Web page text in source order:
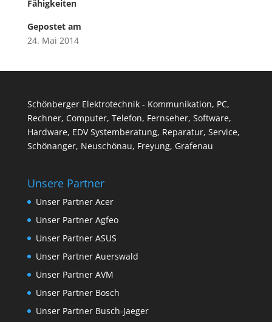
Fähigkeiten
Gepostet am
24. Mai 2014
Schönberger Elektrotechnik - Kommunikation, PC,
Rechner, Computer, Telefon, Fernseher, Software,
Hardware, EDV Systemberatung, Reparatur, Service,
Schönanger, Neuschönau, Freyung, Grafenau
Unsere Partner
Unser Partner Acer
Unser Partner Agfeo
Unser Partner ASUS
Unser Partner Auerswald
Unser Partner AVM
Unser Partner Bosch
Unser Partner Busch-Jaeger